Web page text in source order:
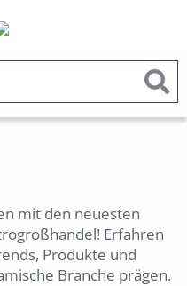
mit den neuesten
Erfahren
Produkte und
Branche prägen.